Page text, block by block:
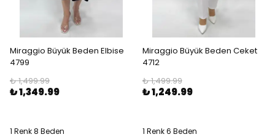
Miraggio Büyük Beden Elbise
4799
₺ 1,499.99
₺ 1,349.99
1 Renk 8 Beden
Miraggio Büyük Beden Ceket
4712
₺ 1,499.99
₺ 1,249.99
1 Renk 6 Beden